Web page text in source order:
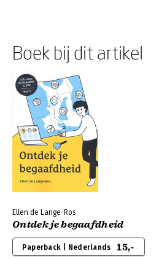
Boek bij dit artikel
Ellen de Lange-Ros
Ontdek je begaafdheid
Paperback | Nederlands 15,-